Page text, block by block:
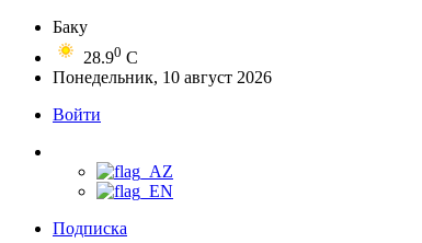
Баку
28.90 C
Понедельник, 10 август 2026
Войти
Подписка